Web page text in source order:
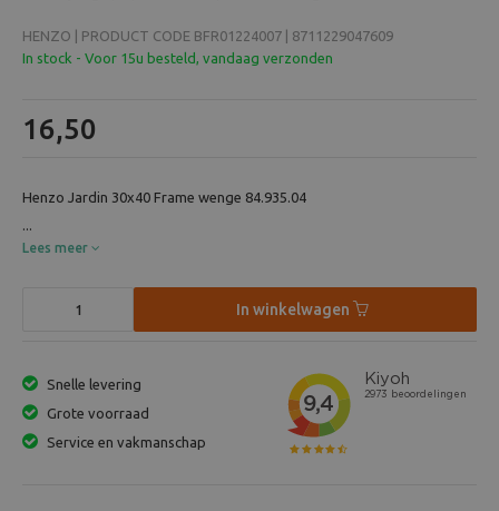
HENZO | PRODUCT CODE BFR01224007 | 8711229047609
In stock - Voor 15u besteld, vandaag verzonden
16,50
Henzo Jardin 30x40 Frame wenge 84.935.04
...
Lees meer
In winkelwagen
Snelle levering
Grote voorraad
Service en vakmanschap